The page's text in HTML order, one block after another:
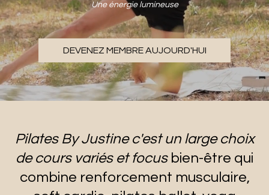
Une énergie lumineuse
DEVENEZ MEMBRE AUJOURD'HUI
Pilates By Justine c'est un large choix
de cours variés et focus bien-être qui
combine renforcement musculaire,